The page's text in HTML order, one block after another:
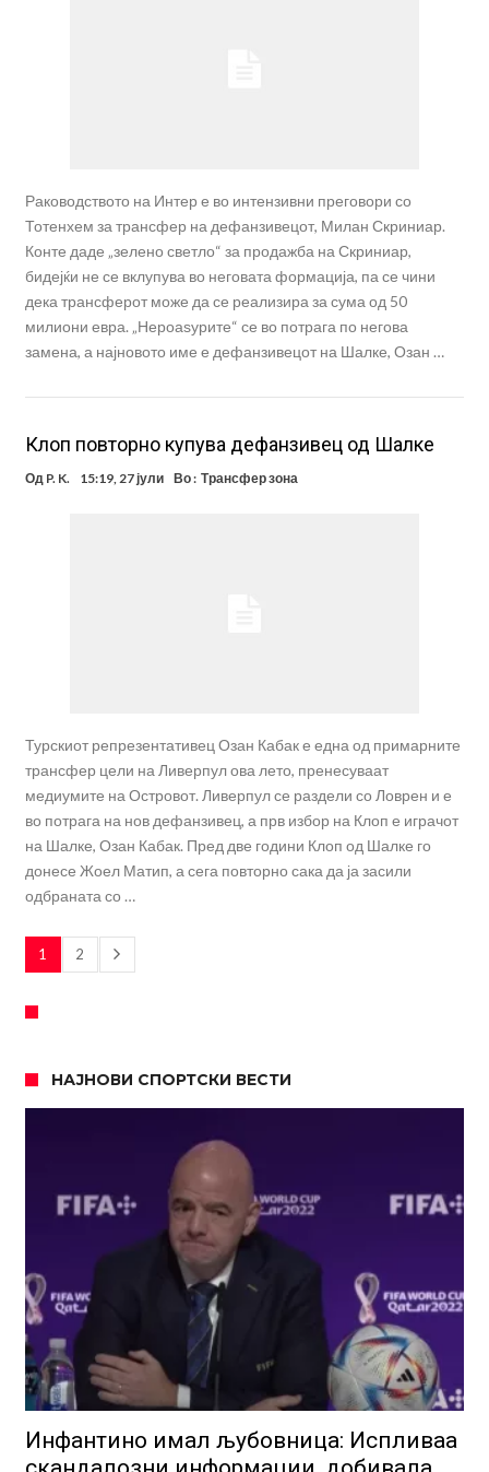
Раководството на Интер е во интензивни преговори со
Тотенхем за трансфер на дефанзивецот, Милан Скриниар.
Конте даде „зелено светло“ за продажба на Скриниар,
бидејќи не се вклупува во неговата формација, па се чини
дека трансферот може да се реализира за сума од 50
милиони евра. „Нероаѕурите“ се во потрага по негова
замена, а најновото име е дефанзивецот на Шалке, Озан …
Клоп повторно купува дефанзивец од Шалке
Од P. K. 15:19, 27 јули Во : Трансфер зона
Турскиот репрезентативец Озан Кабак е една од примарните
трансфер цели на Ливерпул ова лето, пренесуваат
медиумите на Островот. Ливерпул се раздели со Ловрен и е
во потрага на нов дефанзивец, а прв избор на Клоп е играчот
на Шалке, Озан Кабак. Пред две години Клоп од Шалке го
донесе Жоел Матип, а сега повторно сака да ја засили
одбраната со …
1 2
НАЈНОВИ СПОРТСКИ ВЕСТИ
Инфантино имал љубовница: Испливаа